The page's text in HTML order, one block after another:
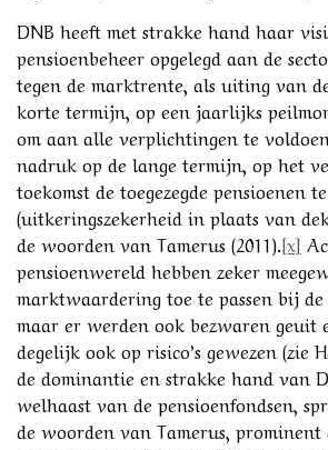
DNB heeft met strakke hand haar
pensioenbeheer opgelegd aan de
tegen de marktrente, als uiting van
korte termijn, op een jaarlijks
om aan alle verplichtingen te
nadruk op de lange termijn, op het
toekomst de toegezegde pensioenen
(uitkeringszekerheid in plaats van
de woorden van Tamerus (2011). [x]
pensioenwereld hebben zeker
marktwaardering toe te passen bij de
maar er werden ook bezwaren geuit
degelijk ook op risico’s gewezen (zie
de dominantie en strakke hand van
welhaast van de pensioenfondsen,
de woorden van Tamerus, prominent